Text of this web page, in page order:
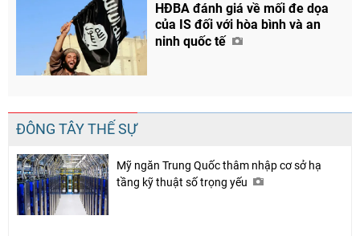
HĐBA đánh giá về mối đe dọa
của IS đối với hòa bình và an
ninh quốc tế
ĐÔNG TÂY THẾ SỰ
Mỹ ngăn Trung Quốc thâm nhập cơ sở hạ
tầng kỹ thuật số trọng yếu